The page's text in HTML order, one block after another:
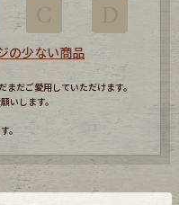
の少ない商品
だご愛用していただけます。
いします。
。